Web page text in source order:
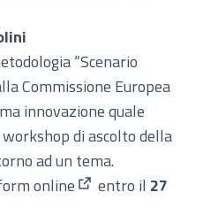
“Scenario
Commissione Europea
innovazione quale
di ascolto della
ad un tema.
online entro il 27